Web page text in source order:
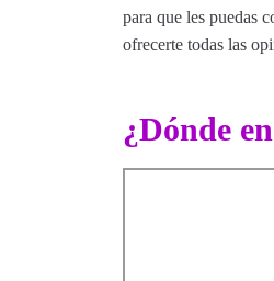
para que les puedas
ofrecerte todas las
¿Dónde